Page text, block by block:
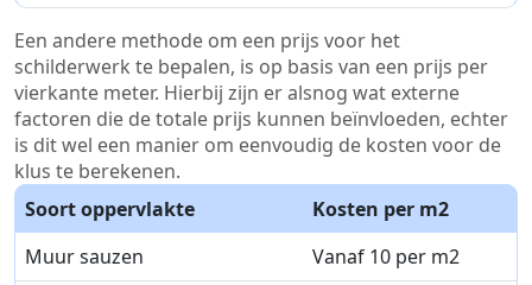
Een andere methode om een prijs voor het
schilderwerk te bepalen, is op basis van een prijs per
vierkante meter. Hierbij zijn er alsnog wat externe
factoren die de totale prijs kunnen beïnvloeden, echter
is dit wel een manier om eenvoudig de kosten voor de
klus te berekenen.
Soort oppervlakte
Kosten per m2
Muur sauzen
Vanaf 10 per m2